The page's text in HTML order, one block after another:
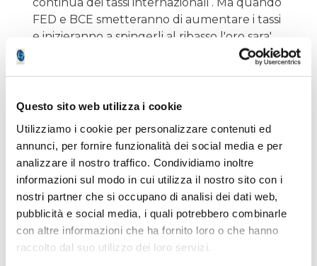
Questo sito web utilizza i cookie
Utilizziamo i cookie per personalizzare contenuti ed
annunci, per fornire funzionalità dei social media e per
analizzare il nostro traffico. Condividiamo inoltre
informazioni sul modo in cui utilizza il nostro sito con i
nostri partner che si occupano di analisi dei dati web,
pubblicità e social media, i quali potrebbero combinarle
con altre informazioni che ha fornito loro o che hanno
raccolto dal suo utilizzo dei loro servizi.
FED e BCE smetteranno di aumentare i tassi
e inizieranno a spingerli al ribasso l'oro sara'
Guido Bellosta è un trader privato e
potrebbe detenere gli strumenti finanziari
oggetto delle sue analisi risultando così in
conflitto di interesse con i lettori.
Il nostro giornale rispetta la Carta dei
Doveri dell’Informazione Economicaclicca
qui >>